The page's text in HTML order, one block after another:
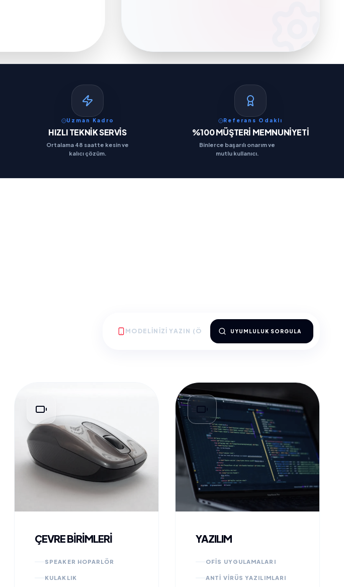
Uzman Kadro
HIZLI TEKNİK SERVİS
Ortalama 48 saatte kesin ve
kalıcı çözüm.
Referans Odaklı
%100 MÜŞTERİ MEMNUNİYETİ
Binlerce başarılı onarım ve
mutlu kullanıcı.
UYUMLULUK SORGULA
ÇEVRE BİRİMLERİ
SPEAKER HOPARLÖR
KULAKLIK
YAZILIM
OFİS UYGULAMALARI
ANTİ VİRÜS YAZILIMLARI